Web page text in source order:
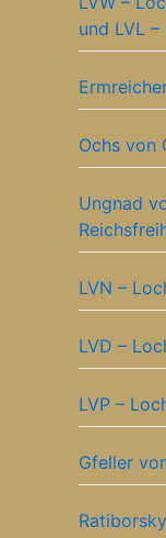
und LVL
Ochs von
Ungnad
LVN –
LVD –
LVP –
Gfeller